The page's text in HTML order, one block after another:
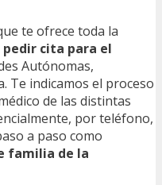
te ofrece toda la
pedir cita para el
Autónomas,
Te indicamos el proceso
de las distintas
por teléfono,
a paso como
familia de la